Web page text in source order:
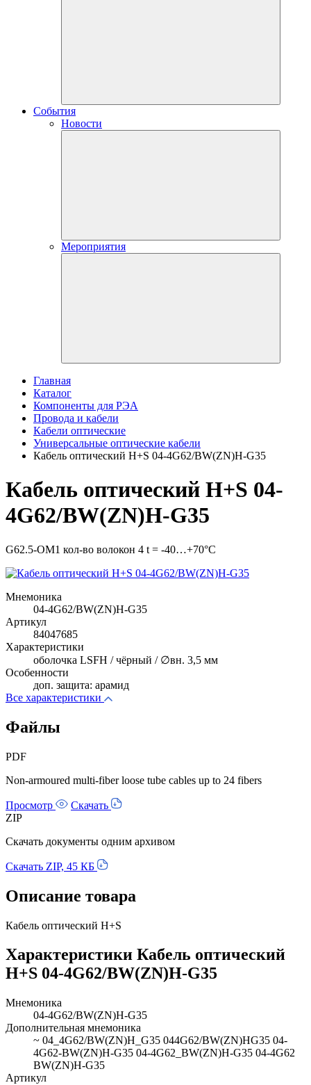
События
Новости
Мероприятия
Главная
Каталог
Компоненты для РЭА
Провода и кабели
Кабели оптические
Универсальные оптические кабели
Кабель оптический H+S 04-4G62/BW(ZN)H-G35
Кабель оптический H+S 04-
4G62/BW(ZN)H-G35
G62.5-OM1 кол-во волокон 4 t = -40…+70°C
Мнемоника
04-4G62/BW(ZN)H-G35
Артикул
84047685
Характеристики
оболочка LSFH / чёрный / ∅вн. 3,5 мм
Особенности
доп. защита: арамид
Все характеристики
Файлы
PDF
Non-armoured multi-fiber loose tube cables up to 24 fibers
Просмотр
Скачать
ZIP
Скачать документы одним архивом
Скачать ZIP, 45 КБ
Описание товара
Кабель оптический H+S
Характеристики Кабель оптический
H+S 04-4G62/BW(ZN)H-G35
Мнемоника
04-4G62/BW(ZN)H-G35
Дополнительная мнемоника
~ 04_4G62/BW(ZN)H_G35 044G62/BW(ZN)HG35 04-
4G62-BW(ZN)H-G35 04-4G62_BW(ZN)H-G35 04-4G62
BW(ZN)H-G35
Артикул